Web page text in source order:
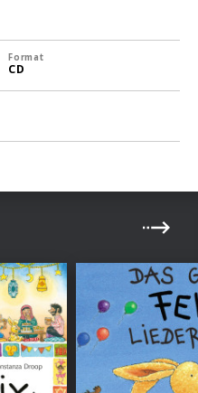
Format
CD